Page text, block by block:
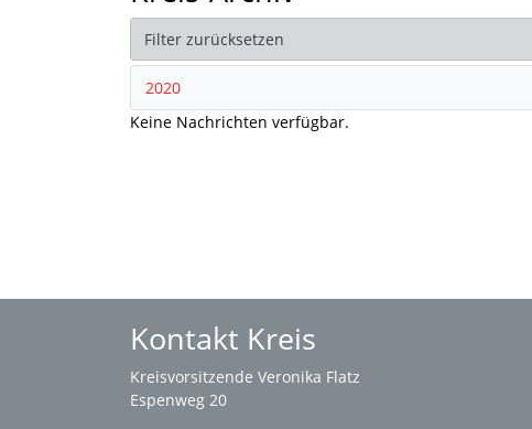
Filter zurücksetzen
2020
Keine Nachrichten verfügbar.
Kontakt Kreis
Kreisvorsitzende Veronika Flatz
Espenweg 20